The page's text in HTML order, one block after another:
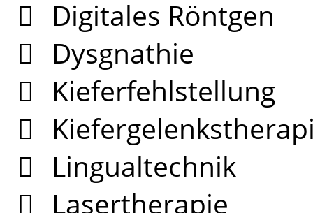
Digitales Röntgen
Dysgnathie
Kieferfehlstellung
Lingualtechnik
Lasertherapie